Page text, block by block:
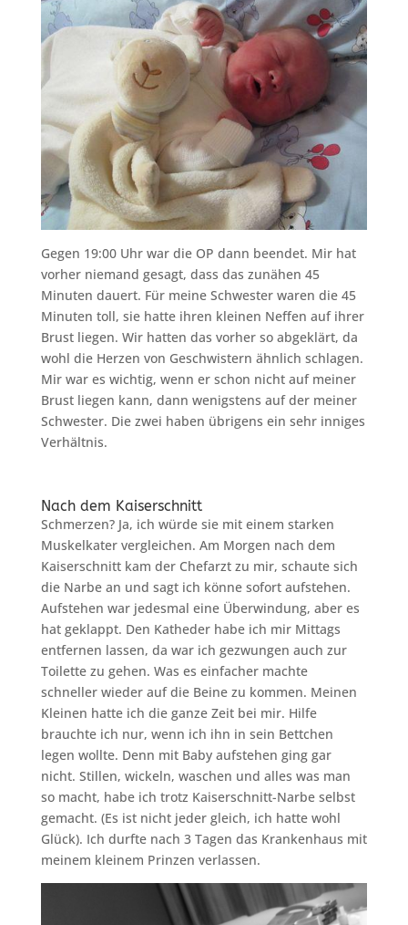
Gegen 19:00 Uhr war die OP dann beendet. Mir hat
vorher niemand gesagt, dass das zunähen 45
Minuten dauert. Für meine Schwester waren die 45
Minuten toll, sie hatte ihren kleinen Neffen auf ihrer
Brust liegen. Wir hatten das vorher so abgeklärt, da
wohl die Herzen von Geschwistern ähnlich schlagen.
Mir war es wichtig, wenn er schon nicht auf meiner
Brust liegen kann, dann wenigstens auf der meiner
Schwester. Die zwei haben übrigens ein sehr inniges
Verhältnis.
Nach dem Kaiserschnitt
Schmerzen? Ja, ich würde sie mit einem starken
Muskelkater vergleichen. Am Morgen nach dem
Kaiserschnitt kam der Chefarzt zu mir, schaute sich
die Narbe an und sagt ich könne sofort aufstehen.
Aufstehen war jedesmal eine Überwindung, aber es
hat geklappt. Den Katheder habe ich mir Mittags
entfernen lassen, da war ich gezwungen auch zur
Toilette zu gehen. Was es einfacher machte
schneller wieder auf die Beine zu kommen. Meinen
Kleinen hatte ich die ganze Zeit bei mir. Hilfe
brauchte ich nur, wenn ich ihn in sein Bettchen
legen wollte. Denn mit Baby aufstehen ging gar
nicht. Stillen, wickeln, waschen und alles was man
so macht, habe ich trotz Kaiserschnitt-Narbe selbst
gemacht. (Es ist nicht jeder gleich, ich hatte wohl
Glück). Ich durfte nach 3 Tagen das Krankenhaus mit
meinem kleinem Prinzen verlassen.